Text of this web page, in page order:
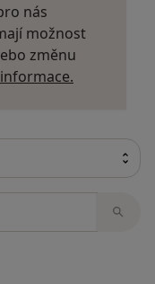
nás
možnost
změnu